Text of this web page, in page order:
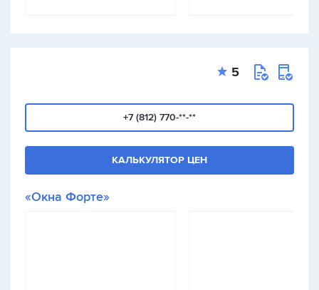
5
+7 (812) 770-**-**
КАЛЬКУЛЯТОР ЦЕН
«Окна Форте»